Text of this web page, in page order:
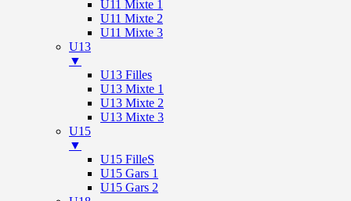
U11 Mixte 1
U11 Mixte 2
U11 Mixte 3
U13
▼
U13 Filles
U13 Mixte 1
U13 Mixte 2
U13 Mixte 3
U15
▼
U15 FilleS
U15 Gars 1
U15 Gars 2